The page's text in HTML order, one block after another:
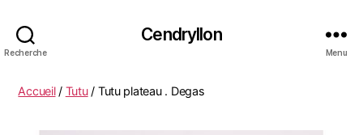
Recherche
Cendryllon
Menu
Accueil/ Tutu/ Tutu plateau . Degas